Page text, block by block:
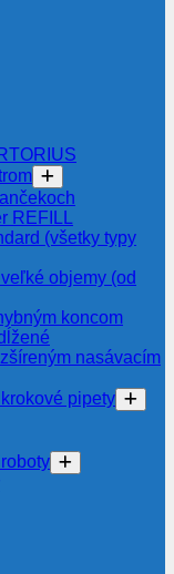
REFILL
(všetky typy
objemy (od
koncom
nasávacím
pipety